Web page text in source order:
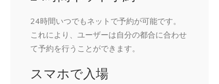
24時間いつでもネットで予約が可能です。
これにより、ユーザーは自分の都合に合わせ
て予約を行うことができます。
スマホで入場